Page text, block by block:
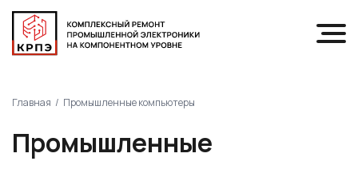
Главная Промышленные компьютеры
Промышленные